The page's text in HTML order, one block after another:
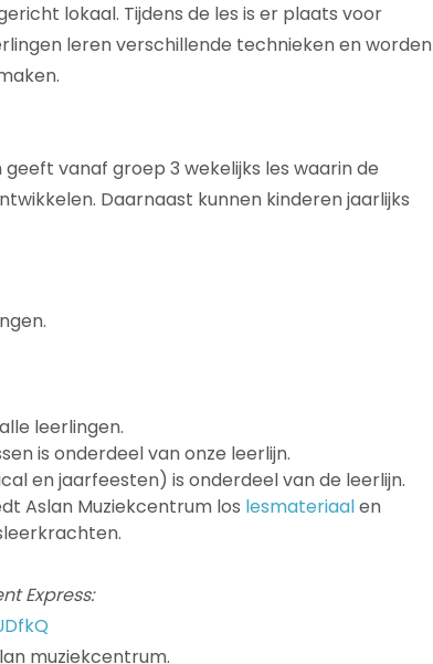
lokaal. Tijdens de les is er plaats voor
leren verschillende technieken en worden
vanaf groep 3 wekelijks les waarin de
Daarnaast kunnen kinderen jaarlijks
leerlingen.
is onderdeel van onze leerlijn.
en jaarfeesten) is onderdeel van de leerlijn.
Aslan Muziekcentrum los lesmateriaalen
Express:
muziekcentrum.